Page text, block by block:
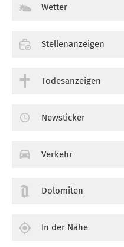
Wetter
Stellenanzeigen
Todesanzeigen
Newsticker
Verkehr
Dolomiten
In der Nähe